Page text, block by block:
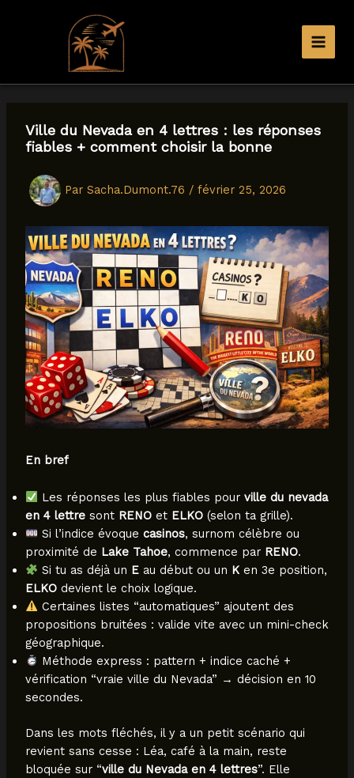
Aller
contenuVille du Nevada en 4 lettres : les réponses
fiables + comment choisir la bonne
Par Sacha.Dumont.76 / février 25, 2026
En bref
Les réponses les plus fiables pourville du nevada
en 4 lettresont RENOet ELKO(selon ta grille).
Si l’indice évoquecasinos, surnom célèbre ou
proximité de Lake Tahoe, commence par RENO.
Si tu as déjà un E au début ou un K en 3e position,
ELKOdevient le choix logique.
Certaines listes “automatiques” ajoutent des
propositions bruitées : valide vite avec un mini-check
géographique.
Méthode express : pattern + indice caché +
vérification “vraie ville du Nevada” → décision en 10
secondes.
Dans les mots fléchés, il y a un petit scénario qui
revient sans cesse : Léa, café à la main, reste
bloquée sur “ville du Nevada en 4 lettres”. Elle